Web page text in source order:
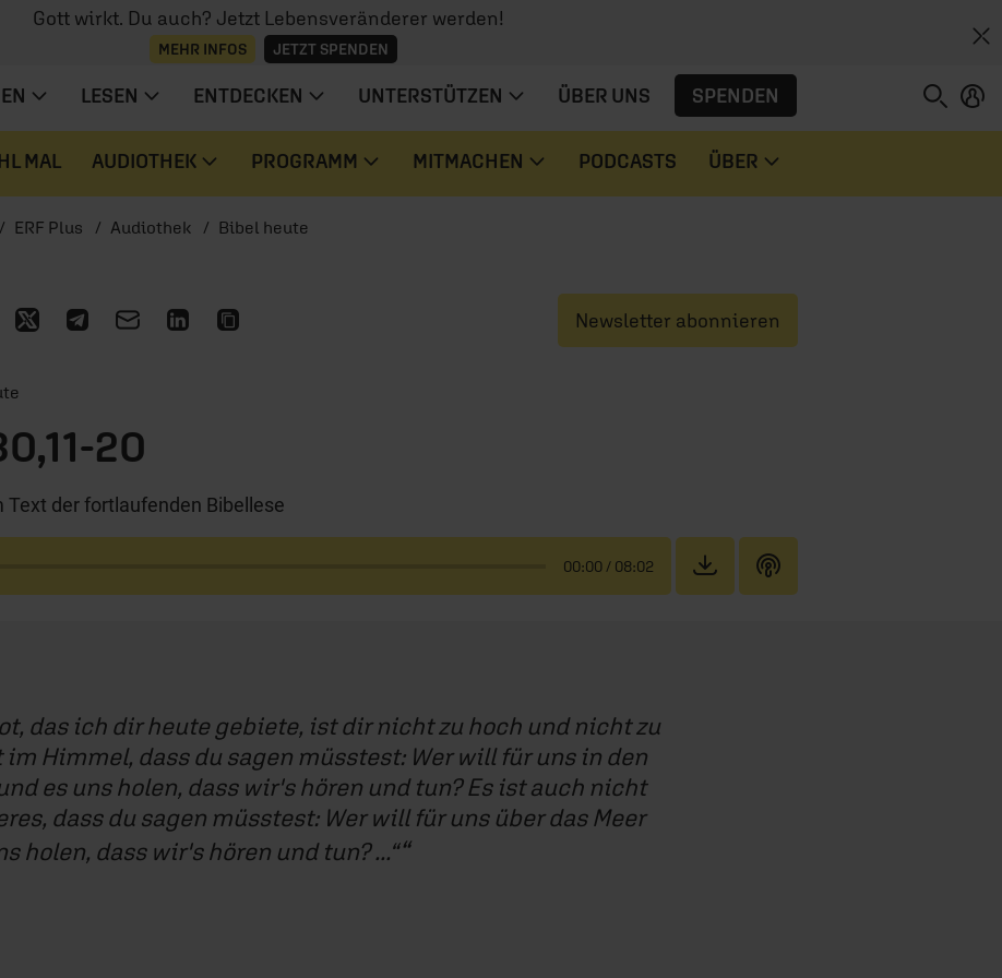
Gott wirkt. Du auch? Jetzt Lebensveränderer werden!
MEHR INFOS JETZT SPENDEN
LESEN ENTDECKEN UNTERSTÜTZEN ÜBER UNS SPENDEN
MAL AUDIOTHEK PROGRAMM MITMACHEN PODCASTS ÜBER
ERF Plus Audiothek Bibel heute
Newsletter abonnieren
20
Text der fortlaufenden Bibellese
00:00/ 08:02
das ich dir heute gebiete, ist dir nicht zu hoch und nicht zu
Himmel, dass du sagen müsstest: Wer will für uns in den
es uns holen, dass wir's hören und tun? Es ist auch nicht
dass du sagen müsstest: Wer will für uns über das Meer
holen, dass wir's hören und tun? ...“